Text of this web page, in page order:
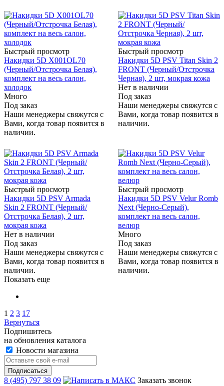
Быстрый просмотр
Накидки 5D X001OL70
(Черный/Отстрочка Белая),
комплект на весь салон,
холодок
Много
Под заказ
Наши менеджеры свяжутся с
Вами, когда товар появится в
наличии.
Быстрый просмотр
Накидки 5D PSV Titan Skin 2
FRONT (Черный/Отстрочка
Черная), 2 шт, мокрая кожа
Нет в наличии
Под заказ
Наши менеджеры свяжутся с
Вами, когда товар появится в
наличии.
Быстрый просмотр
Накидки 5D PSV Armada
Skin 2 FRONT (Черный/
Отстрочка Белая), 2 шт,
мокрая кожа
Нет в наличии
Под заказ
Наши менеджеры свяжутся с
Вами, когда товар появится в
наличии.
Быстрый просмотр
Накидки 5D PSV Velur Romb
Next (Черно-Серый),
комплект на весь салон,
велюр
Много
Под заказ
Наши менеджеры свяжутся с
Вами, когда товар появится в
наличии.
Показать еще
1 2 3 17
Вернуться
Подпишитесь
на обновления каталога
Новости магазина
8 (495) 797 38 09
Заказать звонок